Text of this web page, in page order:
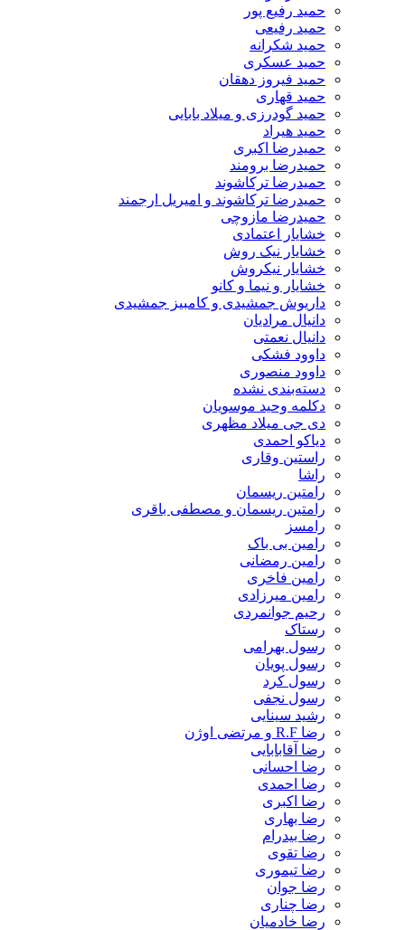
حمید رفیع پور
حمید رفیعی
حمید شکرانه
حمید عسکری
حمید فیروز دهقان
حمید قهاری
حمید گودرزی و میلاد بابایی
حمید هیراد
حمیدرضا اکبری
حمیدرضا برومند
حمیدرضا ترکاشوند
حمیدرضا ترکاشوند و امیریل ارجمند
حمیدرضا مازوچی
خشایار اعتمادی
خشایار نیک روش
خشایار نیکروش
خشایار و نیما و کانو
داریوش جمشیدی و کامبیز جمشیدی
دانیال مرادیان
دانیال نعمتی
داوود فشکی
داوود منصوری
دسته‌بندی نشده
دکلمه وحید موسویان
دی جی میلاد مظهری
دیاکو احمدی
راستین وقاری
راشا
رامتین ریسمان
رامتین ریسمان و مصطفی باقری
رامسز
رامین بی باک
رامین رمضانی
رامین فاخری
رامین میرزادی
رحیم جوانمردی
رستاک
رسول بهرامی
رسول پویان
رسول کرد
رسول نجفی
رشید سینایی
رضا R.F و مرتضی اوژن
رضا آقابابایی
رضا احسانی
رضا احمدی
رضا اکبری
رضا بهاری
رضا بیدرام
رضا تقوی
رضا تیموری
رضا جوان
رضا چناری
رضا خادمیان